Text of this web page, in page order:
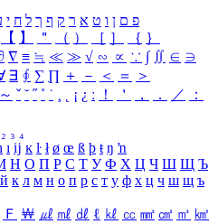
פ ם ן ו ט א ר ק ף ך ל ח י
【 】 ＂ （ ） ［ ］ ｛ ｝
∇ ≡ ≒ ≪ ≫ √ ∽ ∝ ∵ ∫ ∬ ∈ ∋
∃ ∮ ∑ ∏ ＋ － ＜ ＝
＞
～ ˇ ˘ ˝ ˚ ˙ ¸ ¡ ¿ ː ！ ＇ ， ． ／
：
₂ ₃ ₄
ı ĳ ĸ ŀ ł ø œ ß þ ŧ ŋ ŉ
Н О П Р С Т У Ф Х Ц Ч Ш Щ Ъ
й к л м н о п р с т у ф х ц ч ш щ ъ
Ｆ ￦ ㎕ ㎖ ㎗ ℓ ㎘ ㏄ ㎣ ㎤ ㎥ ㎦